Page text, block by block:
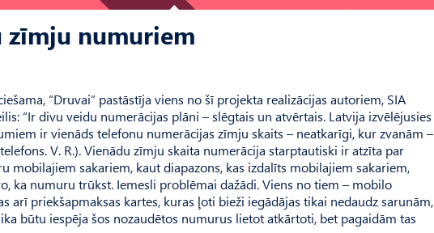
zīmju numuriem
“Druvai” pastāstīja viens no šī projekta realizācijas autoriem, SIA
“Ir divu veidu numerācijas plāni – slēgtais un atvērtais. Latvija izvēlējusies
ir vienāds telefonu numerācijas zīmju skaits – neatkarīgi, kur zvanām –
V. R.). Vienādu zīmju skaita numerācija starptautiski ir atzīta par
mobilajiem sakariem, kaut diapazons, kas izdalīts mobilajiem sakariem,
ka numuru trūkst. Iemesli problēmai dažādi. Viens no tiem – mobilo
arī priekšapmaksas kartes, kuras ļoti bieži iegādājas tikai nedaudz sarunām,
būtu iespēja šos nozaudētos numurus lietot atkārtoti, bet pagaidām tas